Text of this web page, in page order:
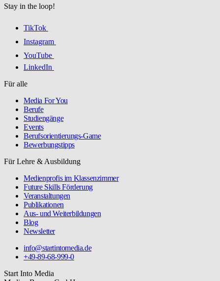
Stay in the loop!
TikTok
Instagram
YouTube
LinkedIn
Für alle
Media For You
Berufe
Studiengänge
Events
Berufsorientierungs-Game
Bewerbungstipps
Für Lehre & Ausbildung
Medienprofis im Klassenzimmer
Future Skills Förderung
Veranstaltungen
Publikationen
Aus- und Weiterbildungen
Blog
Newsletter
info@startintomedia.de
+49-89-68-999-0
Start Into Media